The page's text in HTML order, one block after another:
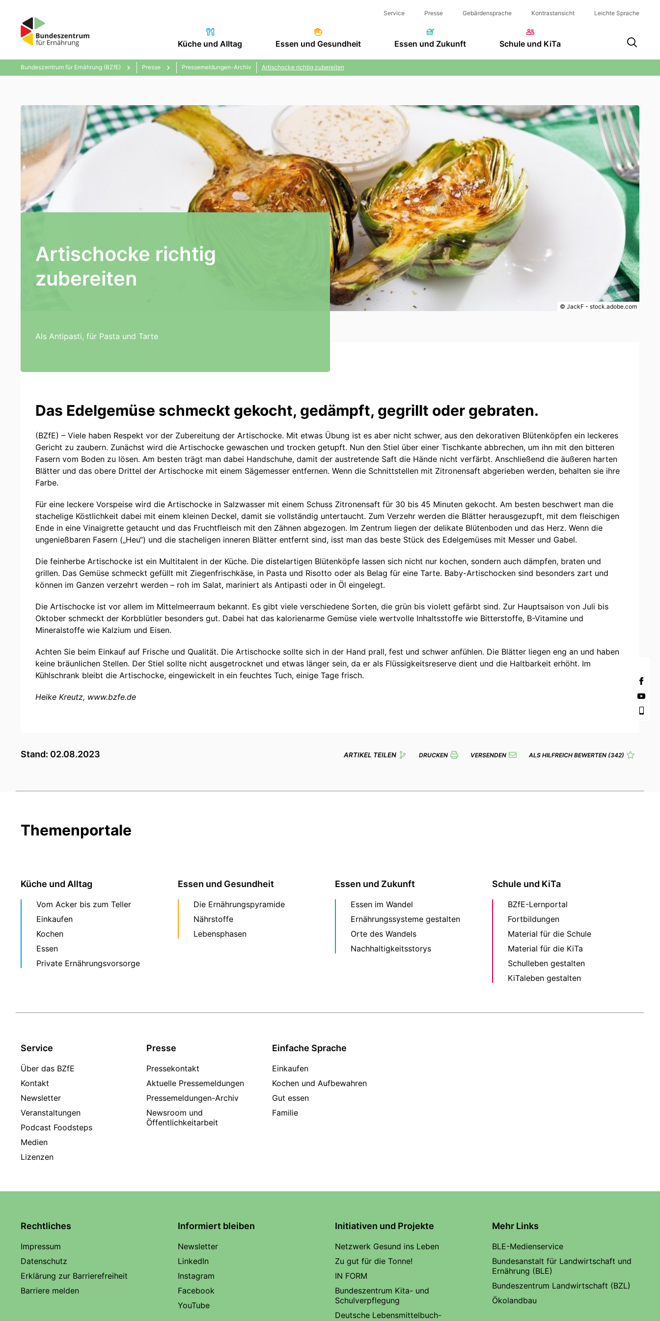
Service Presse Gebärdensprache Kontrastansicht Leichte Sprache
Küche und Alltag Essen und Gesundheit Essen und Zukunft Schule und KiTa
Bundeszentrum für Ernährung (BZfE) Presse Pressemeldungen-Archiv Artischocke richtig zubereiten
Artischocke richtig
zubereiten
Als Antipasti, für Pasta und Tarte
© JackF - stock.adobe.com
Das Edelgemüse schmeckt gekocht, gedämpft, gegrillt oder gebraten.
(BZfE) – Viele haben Respekt vor der Zubereitung der Artischocke. Mit etwas Übung ist es aber nicht schwer, aus den dekorativen Blütenköpfen ein leckeres
Gericht zu zaubern. Zunächst wird die Artischocke gewaschen und trocken getupft. Nun den Stiel über einer Tischkante abbrechen, um ihn mit den bitteren
Fasern vom Boden zu lösen. Am besten trägt man dabei Handschuhe, damit der austretende Saft die Hände nicht verfärbt. Anschließend die äußeren harten
Blätter und das obere Drittel der Artischocke mit einem Sägemesser entfernen. Wenn die Schnittstellen mit Zitronensaft abgerieben werden, behalten sie ihre
Farbe.
Für eine leckere Vorspeise wird die Artischocke in Salzwasser mit einem Schuss Zitronensaft für 30 bis 45 Minuten gekocht. Am besten beschwert man die
stachelige Köstlichkeit dabei mit einem kleinen Deckel, damit sie vollständig untertaucht. Zum Verzehr werden die Blätter herausgezupft, mit dem fleischigen
Ende in eine Vinaigrette getaucht und das Fruchtfleisch mit den Zähnen abgezogen. Im Zentrum liegen der delikate Blütenboden und das Herz. Wenn die
ungenießbaren Fasern („Heu“) und die stacheligen inneren Blätter entfernt sind, isst man das beste Stück des Edelgemüses mit Messer und Gabel.
Die feinherbe Artischocke ist ein Multitalent in der Küche. Die distelartigen Blütenköpfe lassen sich nicht nur kochen, sondern auch dämpfen, braten und
grillen. Das Gemüse schmeckt gefüllt mit Ziegenfrischkäse, in Pasta und Risotto oder als Belag für eine Tarte. Baby-Artischocken sind besonders zart und
können im Ganzen verzehrt werden – roh im Salat, mariniert als Antipasti oder in Öl eingelegt.
Die Artischocke ist vor allem im Mittelmeerraum bekannt. Es gibt viele verschiedene Sorten, die grün bis violett gefärbt sind. Zur Hauptsaison von Juli bis
Oktober schmeckt der Korbblütler besonders gut. Dabei hat das kalorienarme Gemüse viele wertvolle Inhaltsstoffe wie Bitterstoffe, B-Vitamine und
Mineralstoffe wie Kalzium und Eisen.
Achten Sie beim Einkauf auf Frische und Qualität. Die Artischocke sollte sich in der Hand prall, fest und schwer anfühlen. Die Blätter liegen eng an und haben
keine bräunlichen Stellen. Der Stiel sollte nicht ausgetrocknet und etwas länger sein, da er als Flüssigkeitsreserve dient und die Haltbarkeit erhöht. Im
Kühlschrank bleibt die Artischocke, eingewickelt in ein feuchtes Tuch, einige Tage frisch.
Heike Kreutz, www.bzfe.de
Stand: 02.08.2023 ARTIKEL TEILEN DRUCKEN VERSENDEN ALS HILFREICH BEWERTEN (342)
Themenportale
Küche und Alltag
Vom Acker bis zum Teller
Einkaufen
Kochen
Essen
Private Ernährungsvorsorge
Essen und Gesundheit
Die Ernährungspyramide
Nährstoffe
Lebensphasen
Essen und Zukunft
Essen im Wandel
Ernährungssysteme gestalten
Orte des Wandels
Nachhaltigkeitsstorys
Schule und KiTa
BZfE-Lernportal
Fortbildungen
Material für die Schule
Material für die KiTa
Schulleben gestalten
KiTaleben gestalten
Service
Über das BZfE
Kontakt
Newsletter
Veranstaltungen
Podcast Foodsteps
Medien
Lizenzen
Presse
Pressekontakt
Aktuelle Pressemeldungen
Pressemeldungen-Archiv
Newsroom und
Öffentlichkeitarbeit
Einfache Sprache
Einkaufen
Kochen und Aufbewahren
Gut essen
Familie
Rechtliches
Impressum
Datenschutz
Erklärung zur Barrierefreiheit
Barriere melden
Informiert bleiben
Newsletter
LinkedIn
Instagram
Facebook
YouTube
Initiativen und Projekte
Netzwerk Gesund ins Leben
Zu gut für die Tonne!
IN FORM
Bundeszentrum Kita- und
Schulverpflegung
Deutsche Lebensmittelbuch-
Mehr Links
BLE-Medienservice
Bundesanstalt für Landwirtschaft und
Ernährung (BLE)
Bundeszentrum Landwirtschaft (BZL)
Ökolandbau